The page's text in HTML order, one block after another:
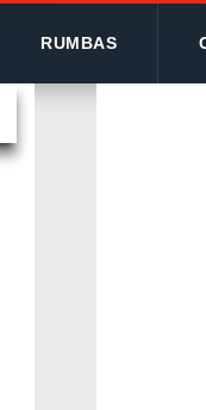
RUMBAS